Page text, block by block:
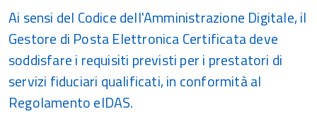
Ai sensi del Codice dell'Amministrazione Digitale, il
Gestore di Posta Elettronica Certificata deve
soddisfare i requisiti previsti per i prestatori di
servizi fiduciari qualificati, in conformità al
Regolamento eIDAS.